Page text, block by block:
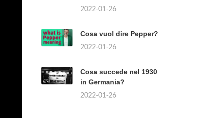
2022-01-26
Cosa vuol dire Pepper?
2022-01-26
Cosa succede nel 1930
in Germania?
2022-01-26